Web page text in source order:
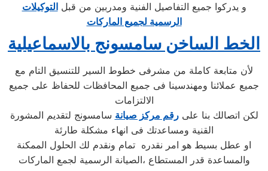
و يدركوا جميع التفاصيل الفنية ومدربين من قبلالتوكيلات
الرسمية لجميع الماركات
الخط الساخن سامسونج بالاسماعيلية
لأن متابعة كاملة من مشرفى خطوط السير للتنسيق التام مع
جميع عملائنا ومهندسينا فى جميع المحافظات للحفاظ على جميع
الالتزامات
لكن اتصالك بنا علىرقم مركز صيانة سامسونج لتقديم المشورة
القنية ومساعدتك فى انهاء مشكلة طارئة
او عطل بسيط هو امر نقدره تمام ونقدم لك الحلول الممكنة
والمساعدة قدر المستطاع ،الصيانة الرسمية لجمع الماركات